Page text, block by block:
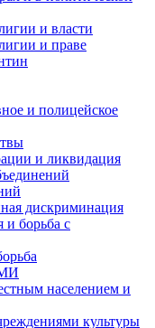
и власти
и праве
и полицейское
и ликвидация
дискриминация
борьба с
населением и
культуры